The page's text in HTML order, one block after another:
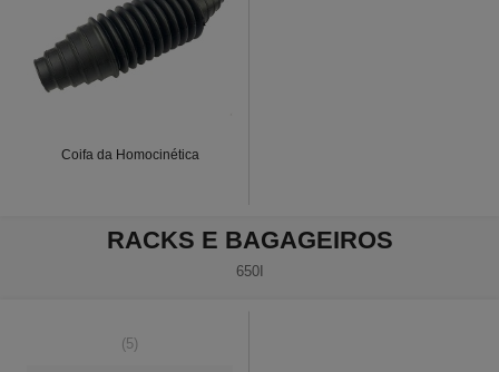
Coifa da Homocinética
RACKS E BAGAGEIROS
650I
(5)